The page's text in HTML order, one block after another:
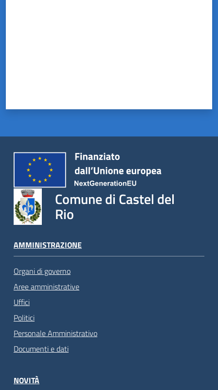
Comune di Castel del
Rio
AMMINISTRAZIONE
Organi di governo
Aree amministrative
Uffici
Politici
Personale Amministrativo
Documenti e dati
NOVITÀ